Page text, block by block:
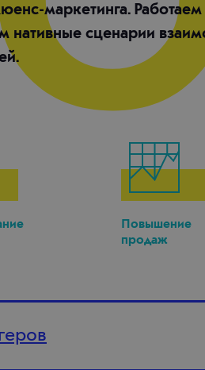
маркетинга.
нативные сценарии
Повышение
продаж